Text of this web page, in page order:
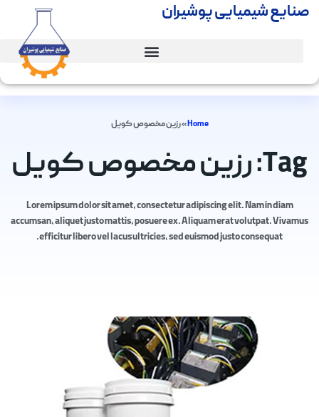
صنایع شیمیایی پوشیران
Home
»رزین مخصوص کویل
Tag: رزین مخصوص کویل
Lorem ipsum dolor sit amet, consectetur adipiscing elit. Nam in diam
accumsan, aliquet justo mattis, posuere ex. Aliquam erat volutpat. Vivamus
efficitur libero vel lacus ultricies, sed euismod justo consequat.